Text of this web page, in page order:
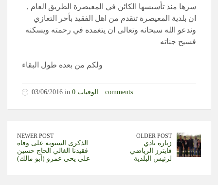
سرها منذ تأسيسها الكائن في المعيصرة الطريق العام ,
ان بلدية المعيصرة تتقدم من اهل الفقيد بأحر التعازي
وندعو الله سبحانه وتعالى ان يتغمده في رحمته ويسكنه
فسيح جناته
ولكم من بعده طول البقاء
03/06/2016 in الوفيات 0 comments
NEWER POST
الذكرى السنوية على وفاة
فقيدنا الغالي الحاج حسين
علي يحي عمرو (أبو مالك)
OLDER POST
زيارة نادي
فايترز الرياضي
لرئيس البلدية